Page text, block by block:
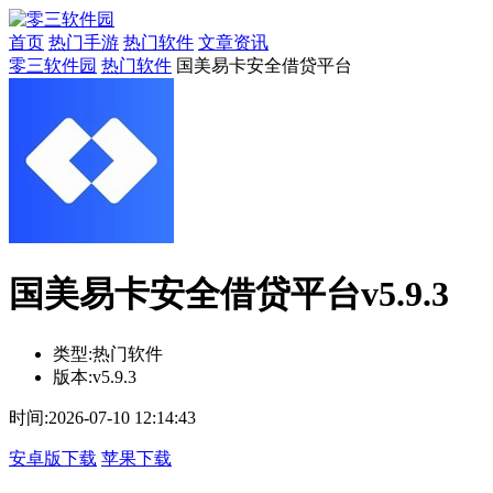
首页 热门手游 热门软件 文章资讯
零三软件园 热门软件 国美易卡安全借贷平台
国美易卡安全借贷平台v5.9.3
类型:热门软件
版本:v5.9.3
时间:2026-07-10 12:14:43
安卓版下载 苹果下载